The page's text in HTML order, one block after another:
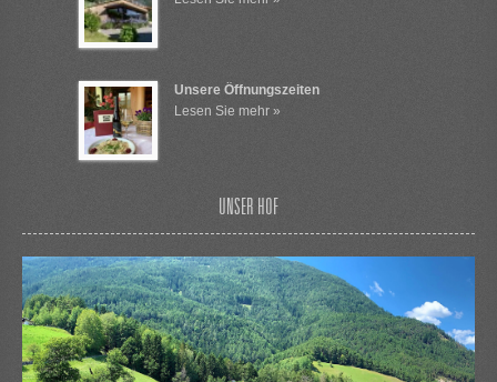
Unsere Öffnungszeiten
Lesen Sie mehr »
UNSER HOF